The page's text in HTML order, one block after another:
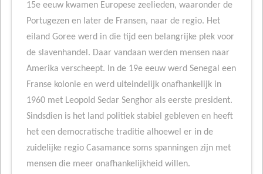
15e eeuw kwamen Europese zeelieden, waaronder de
Portugezen en later de Fransen, naar de regio. Het
eiland Goree werd in die tijd een belangrijke plek voor
de slavenhandel. Daar vandaan werden mensen naar
Amerika verscheept. In de 19e eeuw werd Senegal een
Franse kolonie en werd uiteindelijk onafhankelijk in
1960 met Leopold Sedar Senghor als eerste president.
Sindsdien is het land politiek stabiel gebleven en heeft
het een democratische traditie alhoewel er in de
zuidelijke regio Casamance soms spanningen zijn met
mensen die meer onafhankelijkheid willen.